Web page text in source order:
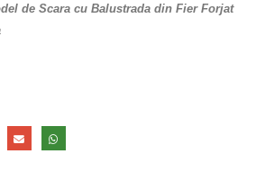
de Scara cu Balustrada din Fier Forjat